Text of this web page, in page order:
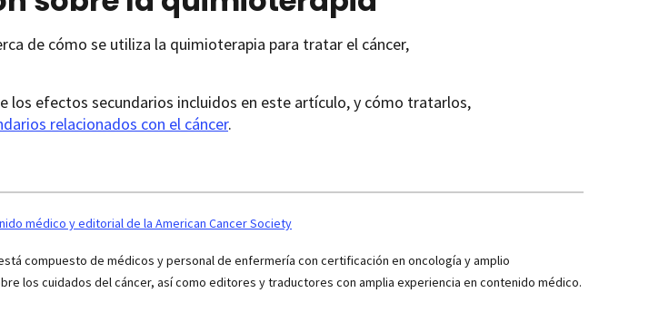
de cómo se utiliza la quimioterapia para tratar el cáncer,
los efectos secundarios incluidos en este artículo, y cómo tratarlos,
relacionados con el cáncer.
médico y editorial de la American Cancer Society
compuesto de médicos y personal de enfermería con certificación en oncología y amplio
los cuidados del cáncer, así como editores y traductores con amplia experiencia en contenido médico.